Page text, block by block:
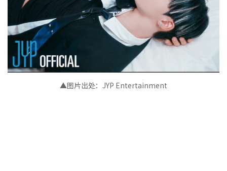
▲图片出处：JYP Entertainment